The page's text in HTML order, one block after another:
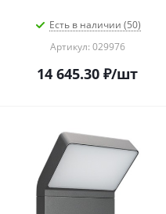
Есть в наличии (50)
Артикул: 029976
14 645.30 ₽/шт